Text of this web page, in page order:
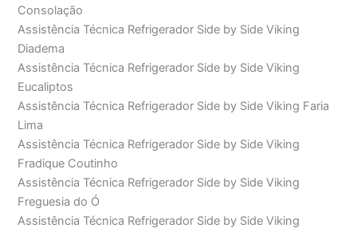
Consolação
Assistência Técnica Refrigerador Side by Side Viking
Diadema
Assistência Técnica Refrigerador Side by Side Viking
Eucaliptos
Assistência Técnica Refrigerador Side by Side Viking Faria
Lima
Assistência Técnica Refrigerador Side by Side Viking
Fradique Coutinho
Assistência Técnica Refrigerador Side by Side Viking
Freguesia do Ó
Assistência Técnica Refrigerador Side by Side Viking